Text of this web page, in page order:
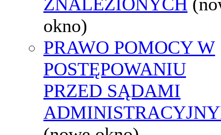
okno)
PRAWO POMOCY W
POSTĘPOWANIU
PRZED SĄDAMI